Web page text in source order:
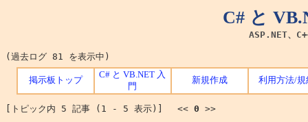
C# と
ASP.NET、
(過去ログ 81 を表示中)
掲示板トップ
C# と VB.NET 入
門
新規作成 利用方法/規
[トピック内 5 記事 (1 - 5 表示)] << 0 >>